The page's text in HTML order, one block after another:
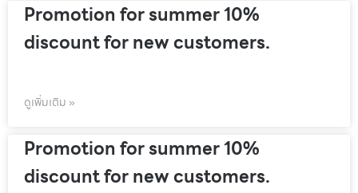
Promotion for summer 10%
discount for new customers.
ดูเพิ่มเติม »
Promotion for summer 10%
discount for new customers.